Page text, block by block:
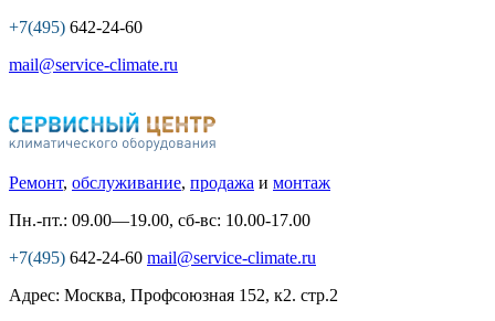
+7(495) 642-24-60
mail@service-climate.ru
Ремонт, обслуживание, продажа и монтаж
Пн.-пт.: 09.00—19.00, сб-вс: 10.00-17.00
+7(495) 642-24-60 mail@service-climate.ru
Адрес: Москва, Профсоюзная 152, к2. стр.2